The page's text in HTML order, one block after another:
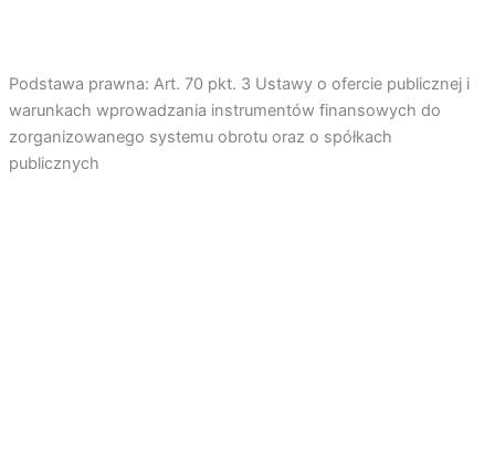
Podstawa prawna: Art. 70 pkt. 3 Ustawy o ofercie publicznej i
warunkach wprowadzania instrumentów finansowych do
zorganizowanego systemu obrotu oraz o spółkach
publicznych